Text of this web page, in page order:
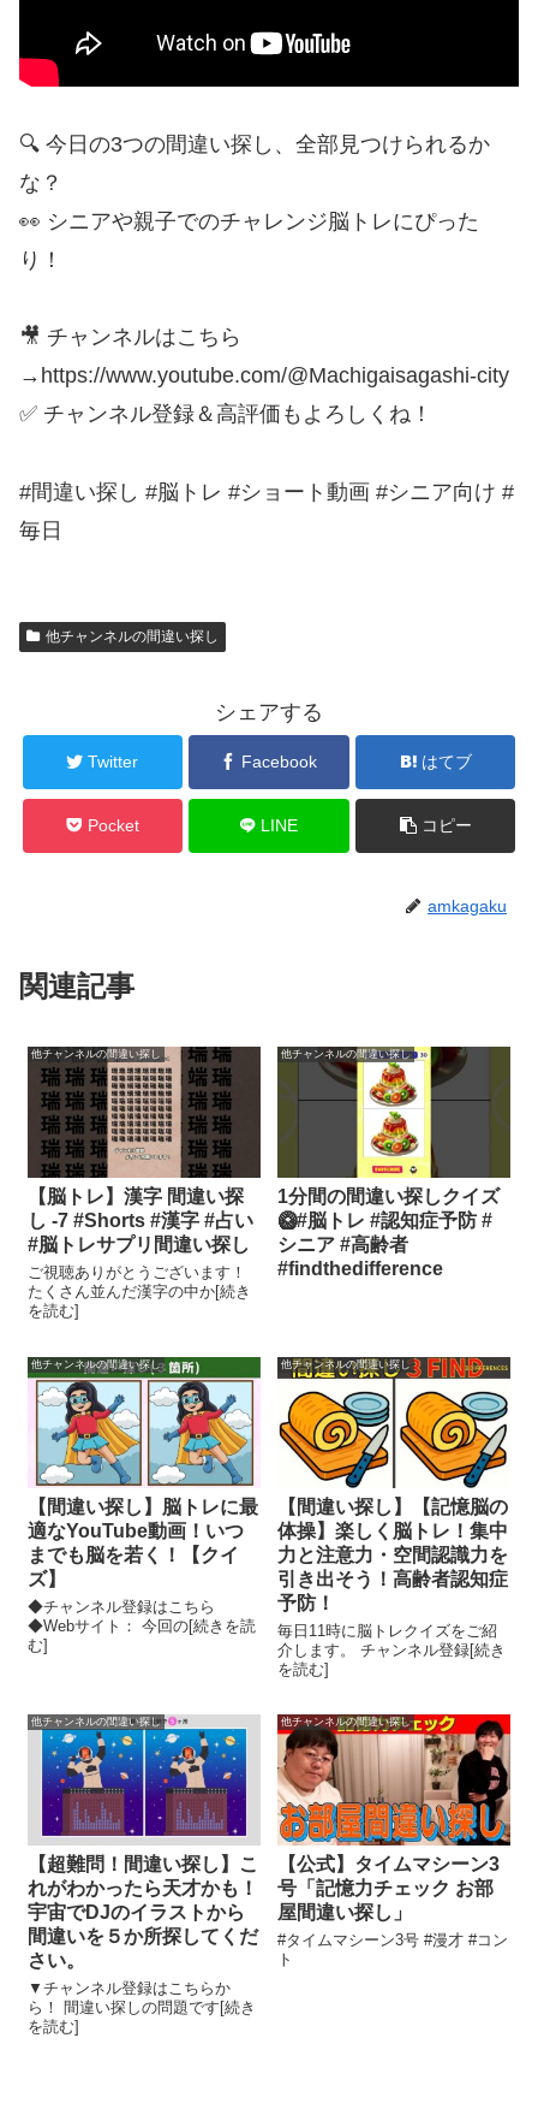
🔍 今日の3つの間違い探し、全部見つけられるか
な？
👀 シニアや親子でのチャレンジ脳トレにぴった
り！
🎥 チャンネルはこちら
→https://www.youtube.com/@Machigaisagashi-city
✅ チャンネル登録＆高評価もよろしくね！
#間違い探し #脳トレ #ショート動画 #シニア向け #
毎日
他チャンネルの間違い探し
シェアする
Twitter Facebook はてブ
Pocket LINE コピー
amkagaku
関連記事
他チャンネルの間違い探し
【脳トレ】漢字 間違い探
し -7 #Shorts #漢字 #占い
#脳トレサプリ間違い探し
ご視聴ありがとうございます！
たくさん並んだ漢字の中か[続き
を読む]
他チャンネルの間違い探し
1分間の間違い探しクイズ
🥝#脳トレ #認知症予防 #
シニア #高齢者
#findthedifference
他チャンネルの間違い探し
【間違い探し】脳トレに最
適なYouTube動画！いつ
までも脳を若く！【クイ
ズ】
◆チャンネル登録はこちら
◆Webサイト： 今回の[続きを読
む]
他チャンネルの間違い探し
【間違い探し】【記憶脳の
体操】楽しく脳トレ！集中
力と注意力・空間認識力を
引き出そう！高齢者認知症
予防！
毎日11時に脳トレクイズをご紹
介します。 チャンネル登録[続き
を読む]
他チャンネルの間違い探し
【超難問！間違い探し】こ
れがわかったら天才かも！
宇宙でDJのイラストから
間違いを５か所探してくだ
さい。
▼チャンネル登録はこちらか
ら！ 間違い探しの問題です[続き
を読む]
他チャンネルの間違い探し
【公式】タイムマシーン3
号「記憶力チェック お部
屋間違い探し」
#タイムマシーン3号 #漫才 #コン
ト